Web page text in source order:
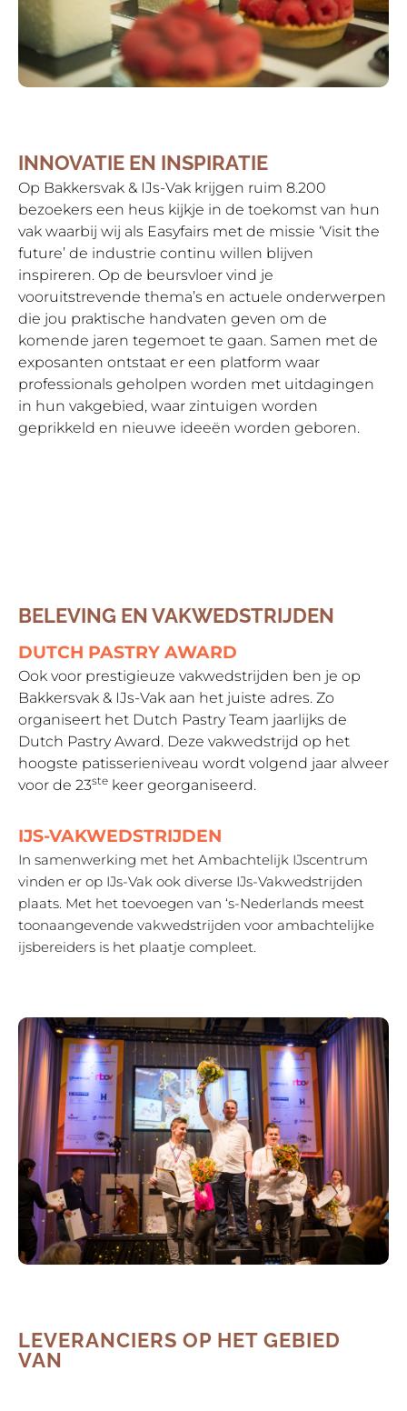
INNOVATIE EN INSPIRATIE
Op Bakkersvak & IJs-Vak krijgen ruim 8.200
bezoekers een heus kijkje in de toekomst van hun
vak waarbij wij als Easyfairs met de missie ‘Visit the
future’ de industrie continu willen blijven
inspireren. Op de beursvloer vind je
vooruitstrevende thema’s en actuele onderwerpen
die jou praktische handvaten geven om de
komende jaren tegemoet te gaan. Samen met de
exposanten ontstaat er een platform waar
professionals geholpen worden met uitdagingen
in hun vakgebied, waar zintuigen worden
geprikkeld en nieuwe ideeën worden geboren.
BELEVING EN VAKWEDSTRIJDEN
DUTCH PASTRY AWARD
Ook voor prestigieuze vakwedstrijden ben je op
Bakkersvak & IJs-Vak aan het juiste adres. Zo
organiseert het Dutch Pastry Team jaarlijks de
Dutch Pastry Award. Deze vakwedstrijd op het
hoogste patisserieniveau wordt volgend jaar alweer
voor de 23ste keer georganiseerd.
IJS-VAKWEDSTRIJDEN
In samenwerking met het Ambachtelijk IJscentrum
vinden er op IJs-Vak ook diverse IJs-Vakwedstrijden
plaats. Met het toevoegen van ‘s-Nederlands meest
toonaangevende vakwedstrijden voor ambachtelijke
ijsbereiders is het plaatje compleet.
LEVERANCIERS OP HET GEBIED
VAN